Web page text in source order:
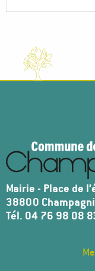
Mairie - Place de
38800
Tél. 04 76 98 08